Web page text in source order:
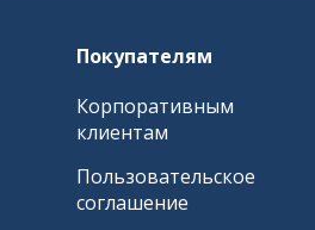
Покупателям
Корпоративным
клиентам
Пользовательское
соглашение